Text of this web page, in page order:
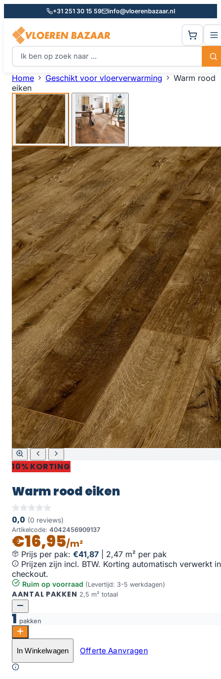
+31 251 30 15 59 info@vloerenbazaar.nl
Home Geschikt voor vloerverwarming
Warm rood
eiken
10% KORTING
Warm rood eiken
0,0 (0 reviews)
Artikelcode: 4042456909137
€16,95/m²
Prijs per pak: €41,87
2,47 m² per pak
Prijzen zijn incl. BTW. Korting automatisch verwerkt in
checkout.
Ruim op voorraad (Levertijd: 3-5 werkdagen)
AANTAL PAKKEN 2,5 m² totaal
1 pakken
Warm rood eiken aantal
Toevoegen aan winkelwagen
In Winkelwagen Offerte Aanvragen